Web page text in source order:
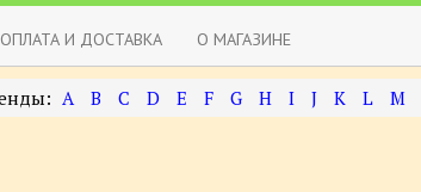
ОПЛАТА И ДОСТАВКА О МАГАЗИНЕ
A B C D E F G H I J K L M